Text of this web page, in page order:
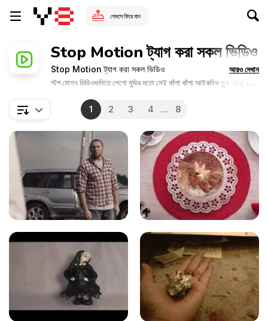
গেমসে ফিরে যান
Stop Motion ট্যাগ করা সকল ভিডিও
Stop Motion ট্যাগ করা সকল ভিডিও
স্টপ মোশন ভিডিওগুলিতে লেগো মুভির মতো সেই কাঁপা কাঁপা আইকনিক লুক আছে।
মোশন ভিডিও তৈরি করা হতো।
আরও দেখান
1 2 3 4 ... 8